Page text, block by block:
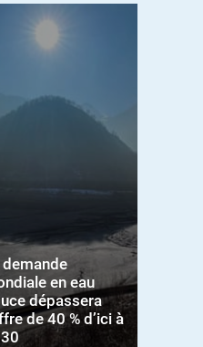
demande
en eau
dépassera
de 40 % d’ici à